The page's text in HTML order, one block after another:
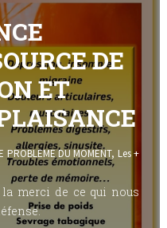
DE
ET
PROBLEME DU MOMENT, Les +
merci de ce qui nous